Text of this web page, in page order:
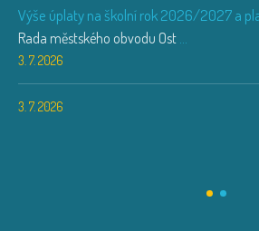
Výše úplaty na školní rok 2026/2027 a
Rada městského obvodu Ost ...
3. 7. 2026
3. 7. 2026